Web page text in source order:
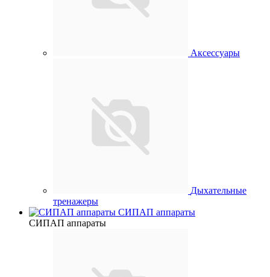
Аксессуары
Дыхательные
тренажеры
СИПАП аппараты
СИПАП аппараты